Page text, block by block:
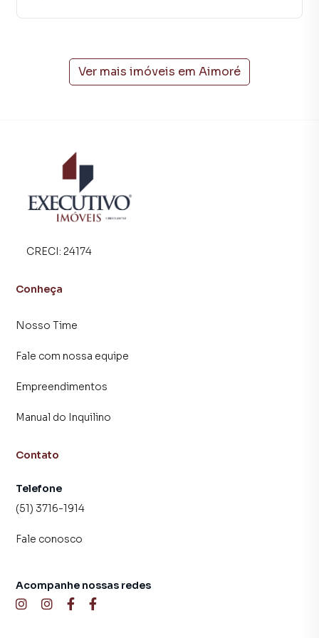
tradicionais. Já vendemos e locamos diversos imóveis em
Arroio do Meio, especialmente em Aimoré. Isso porque
tendo como consequência uma maior chance de vender ou
alugar seu imóvel mais rápido. Contamos também com um
time de programadores, corretores treinados e uma
central de atendimento preparada para atender
proprietários e inquilinos.
Ver mais imóveis em Aimoré
CRECI: 24174
Conheça
Nosso Time
Fale com nossa equipe
Empreendimentos
Manual do Inquilino
Contato
Telefone
(51) 3716-1914
Fale conosco
Acompanhe nossas redes